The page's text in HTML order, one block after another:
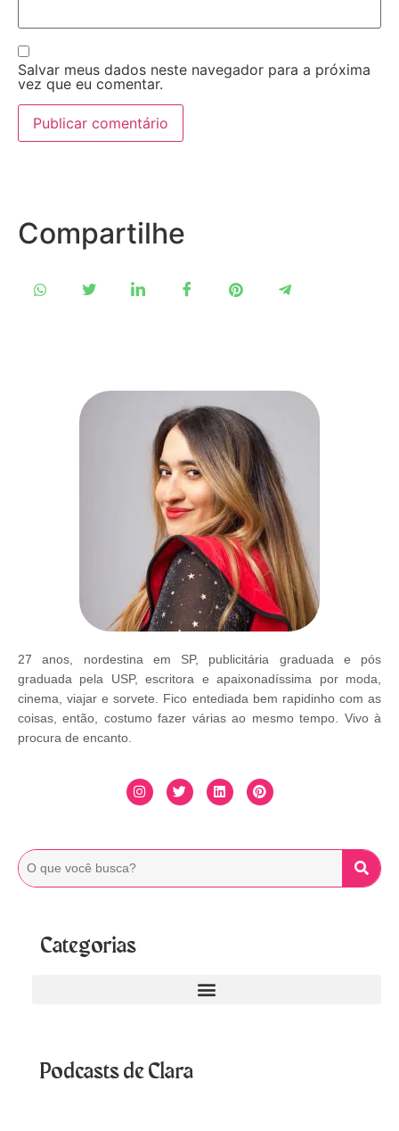
Salvar meus dados neste navegador para a próxima
vez que eu comentar.
Compartilhe
27 anos, nordestina em SP, publicitária graduada e pós
graduada pela USP, escritora e apaixonadíssima por moda,
cinema, viajar e sorvete. Fico entediada bem rapidinho com as
coisas, então, costumo fazer várias ao mesmo tempo. Vivo à
procura de encanto.
Categorias
Podcasts de Clara